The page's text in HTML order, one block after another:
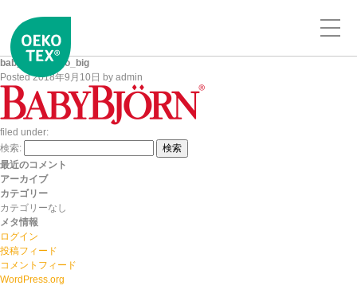
babybjorn_logo_big
Posted2018年9月10日 by admin
filed under:
検索:
検索
最近のコメント
アーカイブ
カテゴリー
カテゴリーなし
メタ情報
ログイン
投稿フィード
コメントフィード
WordPress.org